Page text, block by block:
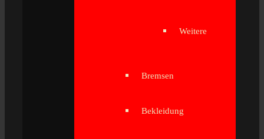
Weitere
Bremsen
Bekleidung